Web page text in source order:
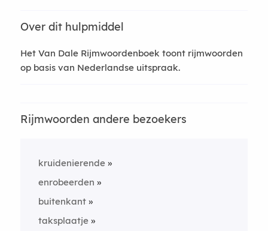
Over dit hulpmiddel
Het Van Dale Rijmwoordenboek toont rijmwoorden
op basis van Nederlandse uitspraak.
Rijmwoorden andere bezoekers
kruidenierende
enrobeerden
buitenkant
taksplaatje